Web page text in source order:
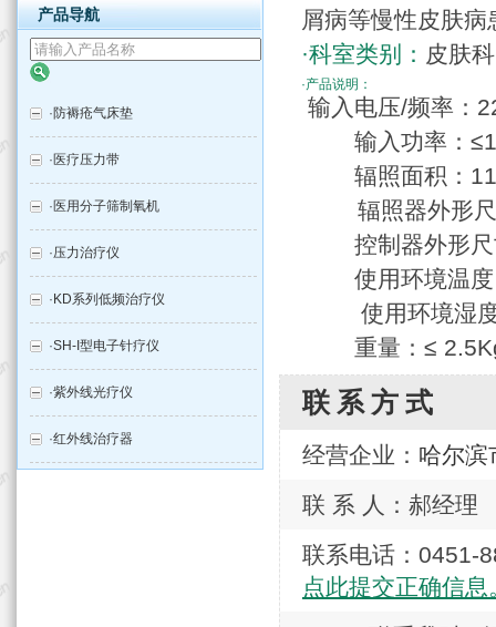
屑病等慢性皮肤
·科室类别： 皮肤
·产品说明：
输入电压/频率：
输入功率：
辐照面积：
辐照器外形尺
控制器外形尺
使用环境温度
使用环境湿度
重量：≤
联系方式
经营企业： 哈尔滨
联 系 人：郝经理
联系电话：
点此提交正确信息
产品导航
·防褥疮气床垫
· 医疗压力带
· 医用分子筛制氧机
·压力治疗仪
· KD系列低频治疗仪
·SH-I型电子针疗仪
·紫外线光疗仪
·红外线治疗器